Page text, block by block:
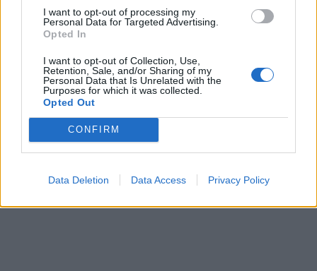
I want to opt-out of processing my
Personal Data for Targeted Advertising.
Opted In
I want to opt-out of Collection, Use,
Retention, Sale, and/or Sharing of my
Personal Data that Is Unrelated with the
Purposes for which it was collected.
Opted Out
CONFIRM
Data Deletion Data Access Privacy Policy
07/08/2026 - 14:58 ΚΟΣΜΟΣ
Sofia South Ring Mall έναντι 49,35 εκατ. ευρώ
07/08/2026 - 14:39 ΕΠΙΧΕΙΡΗΣΕΙΣ
ΥΠΠΟ: Επιχορηγήσεις 1.106.000 ευρώ για την
ενίσχυση των Πολυθεματικών Φεστιβάλ σε όλη την
Ελλάδα
ΟΛΕΣ ΟΙ ΕΙΔΗΣΕΙΣ